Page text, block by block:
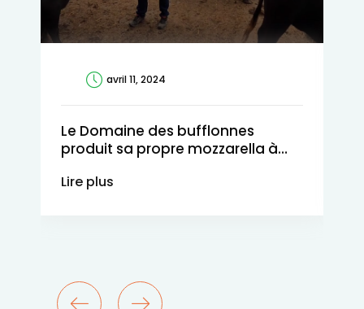
avril 11, 2024
Le Domaine des bufflonnes
produit sa propre mozzarella à
Lire plus